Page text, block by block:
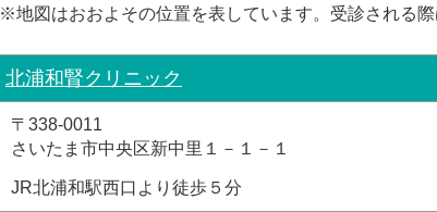
※地図はおおよその位置を表しています。受診される
北浦和腎クリニック
〒338-0011
さいたま市中央区新中里１－１－１
JR北浦和駅西口より徒歩５分